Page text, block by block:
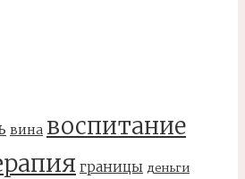
вина воспитание
границы деньги